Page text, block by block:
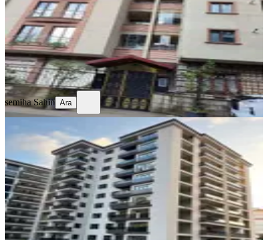
3+1· 150 m² · 3. Kat·24.07.2026
6.350.000 ₺
semiha Sahin
Ara
semiha Sahin Ara
9 Fener Mahallesinde Acil Satılık Daire
Merkez, Fener Mahallesi
4+1· 174 m²·4. Kat 23.07.2026
13.500.000 ₺14.800.000 ₺
Kaan ÖZALTIN